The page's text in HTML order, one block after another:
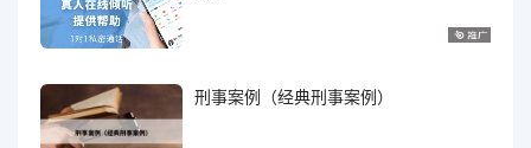
刑事案例（经典刑事案例）